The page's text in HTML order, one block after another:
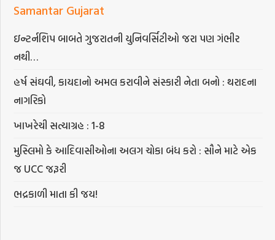
Samantar Gujarat
ઇન્ટર્નશિપ બાબતે ગુજરાતની યુનિવર્સિટીઓ જરા પણ ગંભીર
નથી…
હર્ષ સંઘવી, કાયદાનો અમલ કરાવીને સંસ્કારી નેતા બનો : થરાદના
નાગરિકો
ખાખરેચી સત્યાગ્રહ : 1-8
મુસ્લિમો કે આદિવાસીઓના અલગ ચોકા બંધ કરો : સૌને માટે એક
જ UCC જરૂરી
ભદ્રકાળી માતા કી જય!